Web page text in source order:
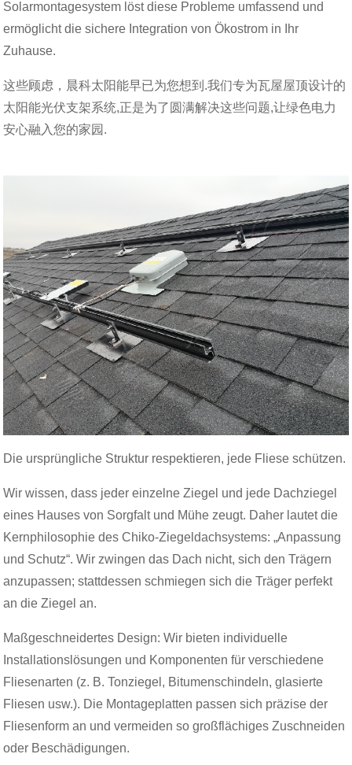
Solarmontagesystem löst diese Probleme umfassend und
ermöglicht die sichere Integration von Ökostrom in Ihr
Zuhause.
这些顾虑，晨科太阳能早已为您想到.我们专为瓦屋屋顶设计的
太阳能光伏支架系统,正是为了圆满解决这些问题,让绿色电力
安心融入您的家园.
Die ursprüngliche Struktur respektieren, jede Fliese schützen.
Wir wissen, dass jeder einzelne Ziegel und jede Dachziegel
eines Hauses von Sorgfalt und Mühe zeugt. Daher lautet die
Kernphilosophie des Chiko-Ziegeldachsystems: „Anpassung
und Schutz“. Wir zwingen das Dach nicht, sich den Trägern
anzupassen; stattdessen schmiegen sich die Träger perfekt
an die Ziegel an.
Maßgeschneidertes Design: Wir bieten individuelle
Installationslösungen und Komponenten für verschiedene
Fliesenarten (z. B. Tonziegel, Bitumenschindeln, glasierte
Fliesen usw.). Die Montageplatten passen sich präzise der
Fliesenform an und vermeiden so großflächiges Zuschneiden
oder Beschädigungen.